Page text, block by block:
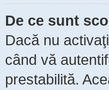
De ce sunt
Dacă nu
când vă
prestabilită.